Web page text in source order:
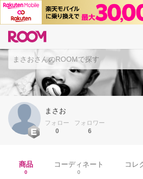
まさお
フォロー
0
フォロワー
6
商品
0
コーディネート
0
コレ